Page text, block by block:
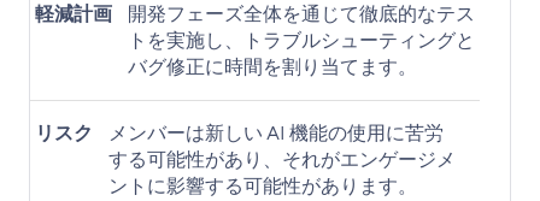
軽減計画
開発フェーズ全体を通じて徹底的なテス
トを実施し、トラブルシューティングと
バグ修正に時間を割り当てます。
リスク
メンバーは新しい AI 機能の使用に苦労
する可能性があり、それがエンゲージメ
ントに影響する可能性があります。